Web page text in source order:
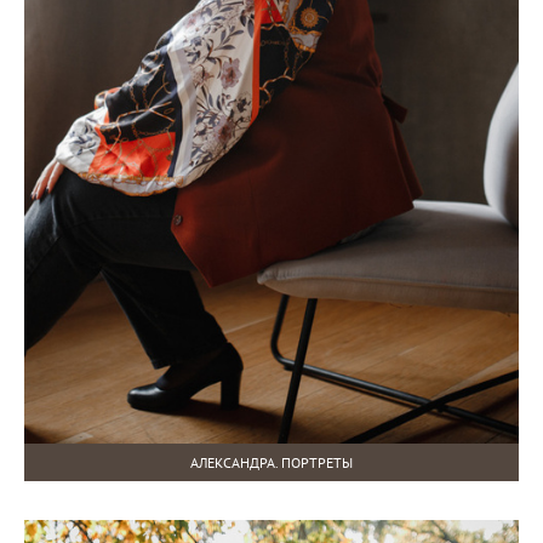
АЛЕКСАНДРА. ПОРТРЕТЫ